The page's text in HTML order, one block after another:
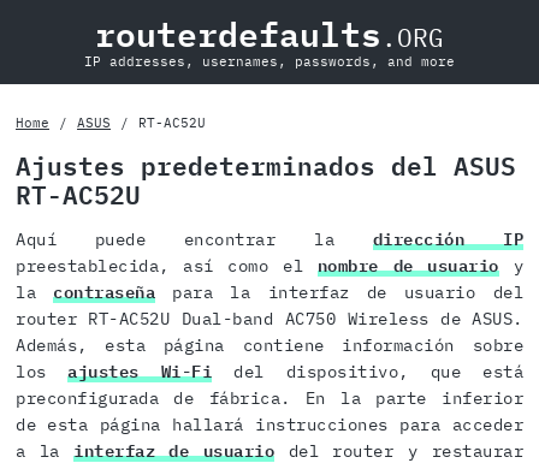
routerdefaults .ORG
IP addresses, usernames, passwords, and more
Home ASUS RT-AC52U
Ajustes predeterminados del ASUS
RT-AC52U
Aquí puede encontrar la dirección IP
preestablecida, así como el nombre de usuarioy
lacontraseña para la interfaz de usuario del
router RT-AC52U Dual-band AC750 Wireless de ASUS.
Además, esta página contiene información sobre
losajustes Wi-Fi del dispositivo, que está
preconfigurada de fábrica. En la parte inferior
de esta página hallará instrucciones para acceder
a lainterfaz de usuario del router y restaurar